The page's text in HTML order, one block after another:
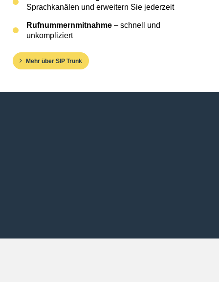
Sprachkanälen und erweitern Sie jederzeit
Rufnummernmitnahme – schnell und
unkompliziert
Mehr über SIP Trunk